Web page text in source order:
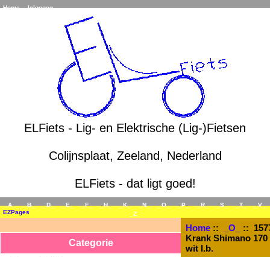
Home Inloggen
ELFiets - Lig- en Elektrische (Lig-)Fietsen
Colijnsplaat, Zeeland, Nederland
ELFiets - dat ligt goed!
_A_ _B_ _D_ _E_ _F_ _H_ _K_ _N_ _O_ _P_ _R_ _S_ _T_
_V_
_Z_
EZPages
Categorie
Home:: _O_
::
Krank Shimano
wit l.b.